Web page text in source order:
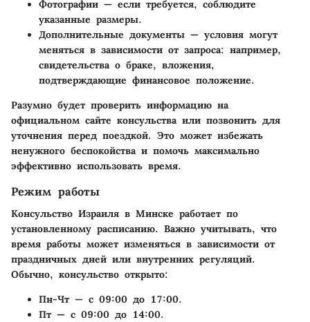
Фотографии — если требуется, соблюдите
указанные размеры.
Дополнительные документы — условия могут
меняться в зависимости от запроса: например,
свидетельства о браке, вложения,
подтверждающие финансовое положение.
Разумно будет проверить информацию на
официальном сайте консульства или позвонить для
уточнения перед поездкой. Это может избежать
ненужного беспокойства и помочь максимально
эффективно использовать время.
Режим работы
Консульство Израиля в Минске работает по
установленному расписанию. Важно учитывать, что
время работы может изменяться в зависимости от
праздничных дней или внутренних регуляций.
Обычно, консульство открыто:
Пн-Чт — с 09:00 до 17:00.
Пт — с 09:00 до 14:00.